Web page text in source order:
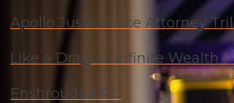
Apollo Justice: Ace Attorney
Like a Dragon: Infinite Wealth
Enshrouded PC